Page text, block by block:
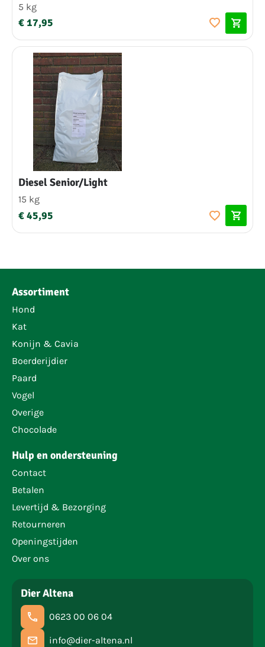
5 kg
€ 17,95
Diesel Senior/Light
15 kg
€ 45,95
Assortiment
Hond
Kat
Konijn & Cavia
Boerderijdier
Paard
Vogel
Overige
Chocolade
Hulp en ondersteuning
Contact
Betalen
Levertijd & Bezorging
Retourneren
Openingstijden
Over ons
Dier Altena
0623 00 06 04
info@dier-altena.nl